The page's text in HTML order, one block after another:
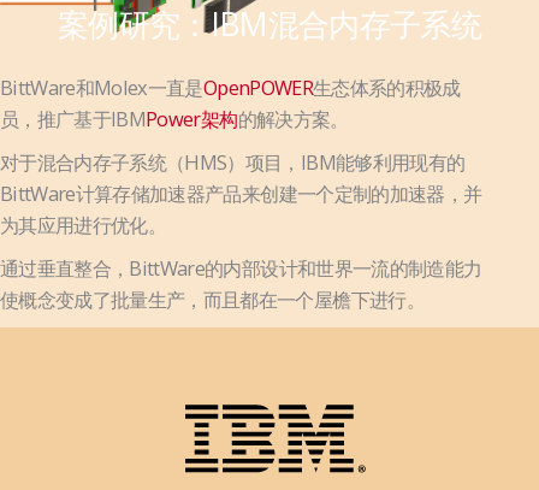
案例研究：IBM混合内存子系统
BittWare和Molex一直是OpenPOWER生态体系的积极成
员，推广基于IBMPower架构的解决方案。
对于混合内存子系统（HMS）项目，IBM能够利用现有的
BittWare计算存储加速器产品来创建一个定制的加速器，并
为其应用进行优化。
通过垂直整合，BittWare的内部设计和世界一流的制造能力
使概念变成了批量生产，而且都在一个屋檐下进行。